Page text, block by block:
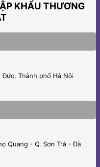
KHẨU THƯƠNG
Đức, Thành phố Hà Nội
Quang - Q. Sơn Trà - Đà